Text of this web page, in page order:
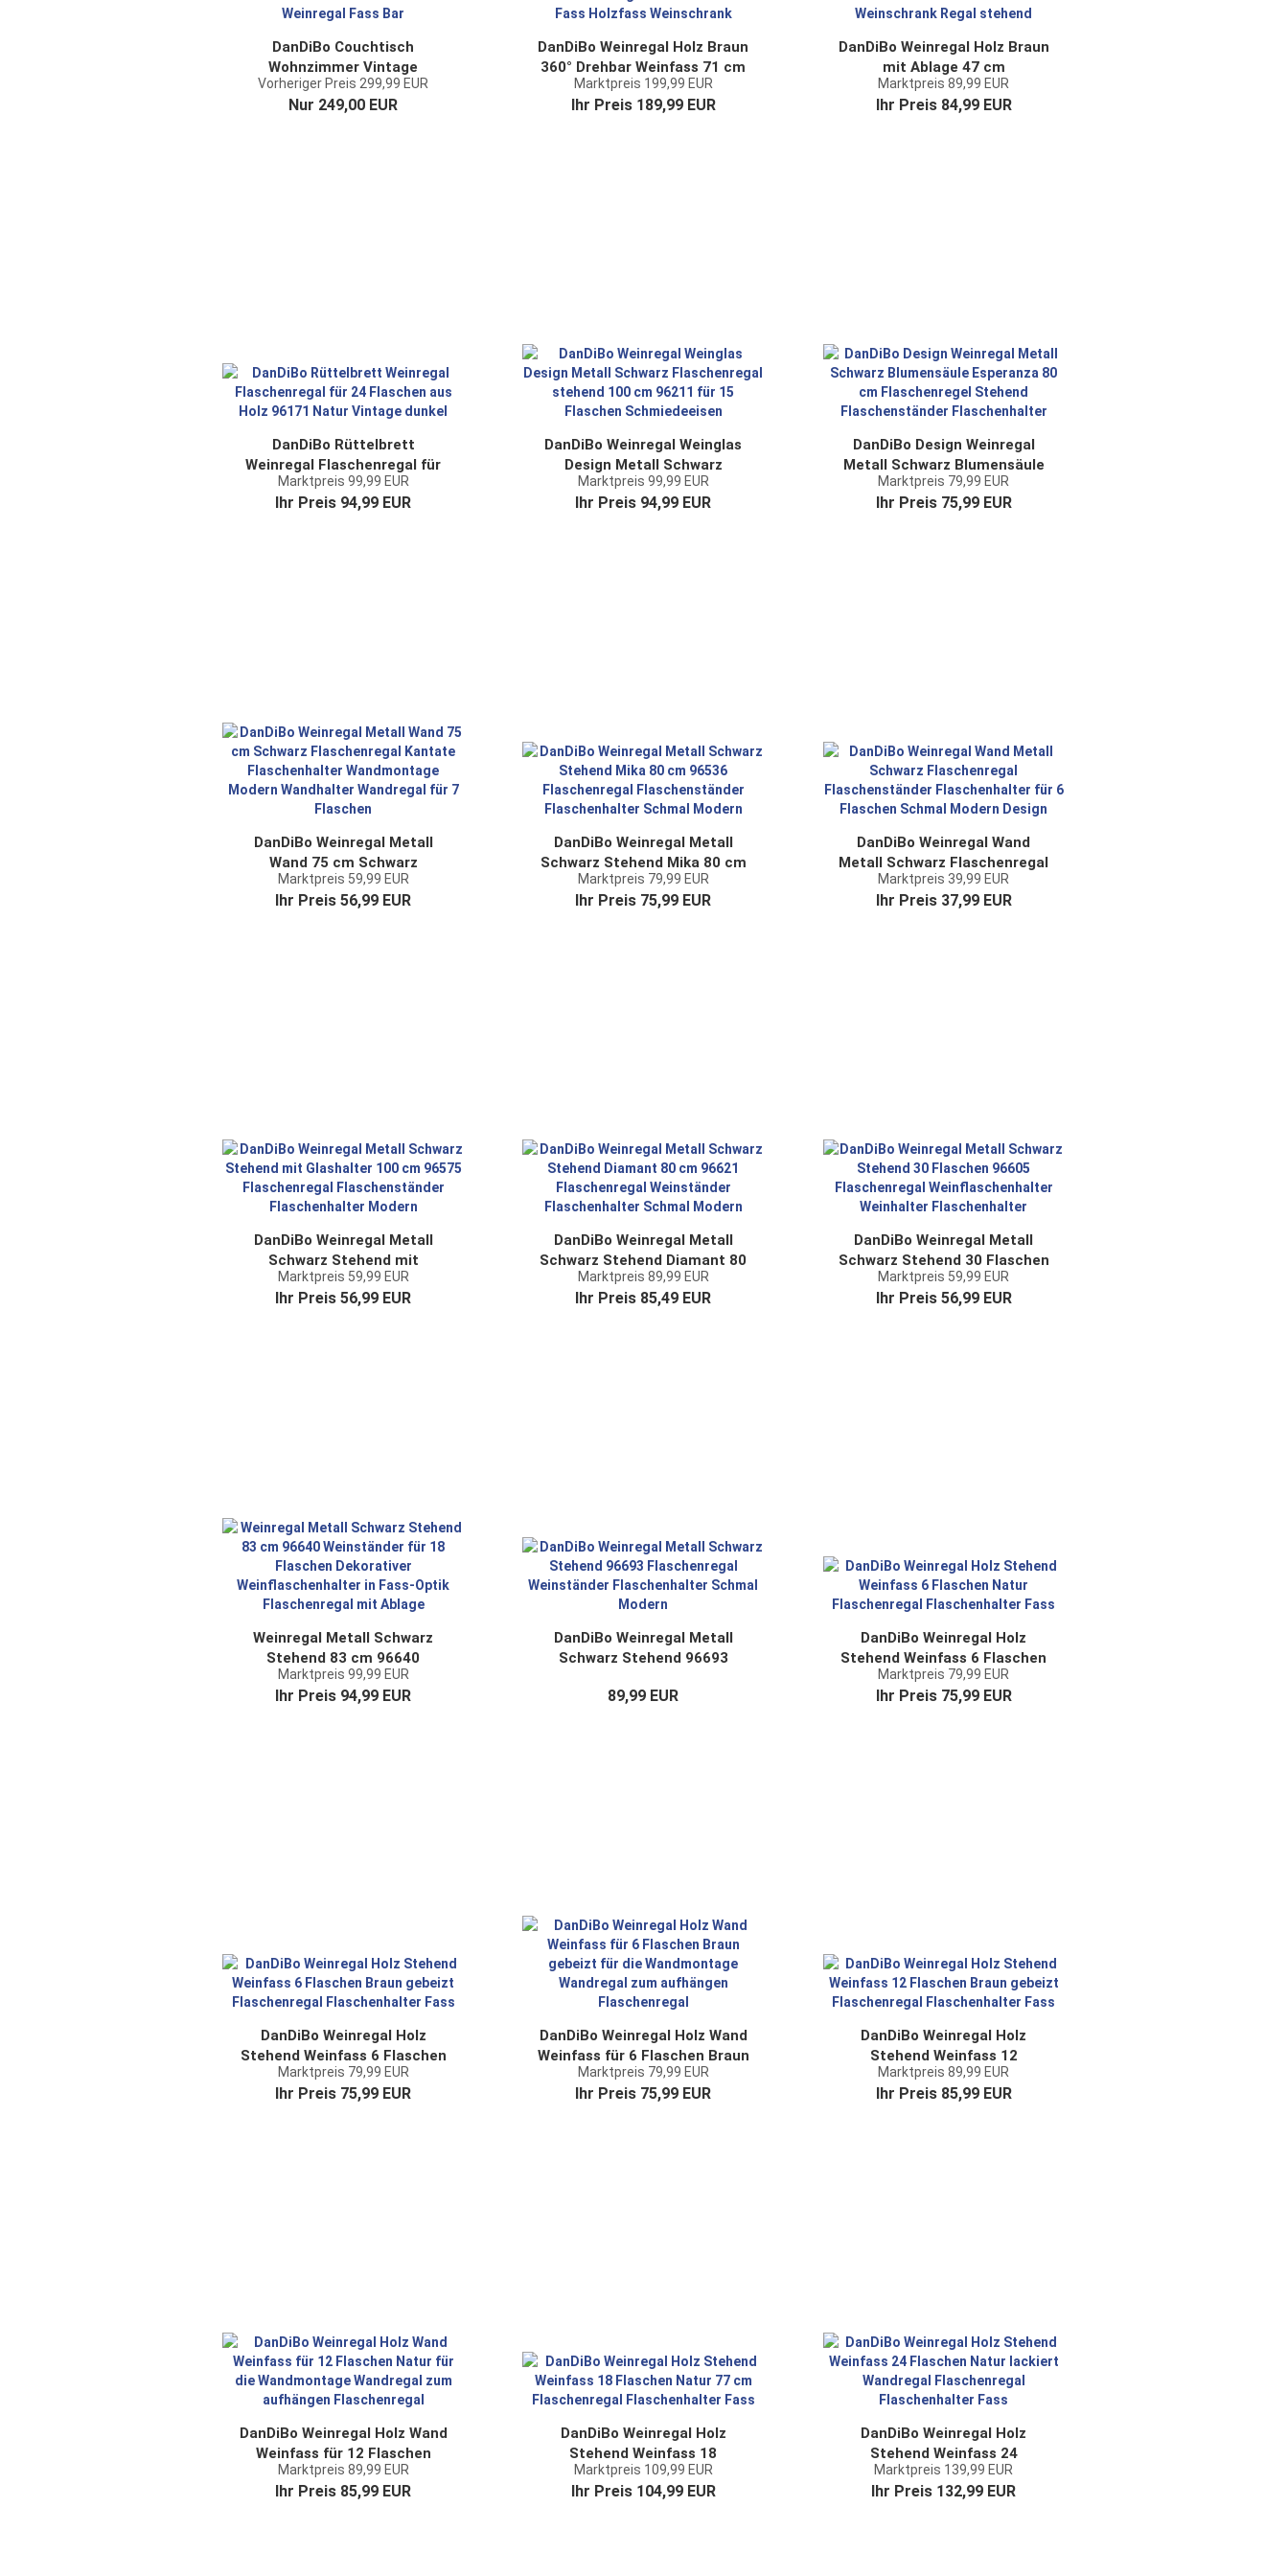
DanDiBo Couchtisch
Wohnzimmer Vintage
halbiertes Weinfass 5084-H
80cm Tisch aus Holz
Vorheriger Preis 299,99 EUR
Nur 249,00 EUR
DanDiBo Weinregal Holz Braun
360° Drehbar Weinfass 71 cm
9205-R Bar Flaschenregal
Flaschenständer Fass
Marktpreis 199,99 EUR
Ihr Preis 189,99 EUR
DanDiBo Weinregal Holz Braun
mit Ablage 47 cm
Flaschenregal mit Glashalter
9202-R Flaschenhalter
Marktpreis 89,99 EUR
Ihr Preis 84,99 EUR
DanDiBo Rüttelbrett
Weinregal Flaschenregal für
24 Flaschen aus Holz 96171
Natur Vintage dunkel
Marktpreis 99,99 EUR
Ihr Preis 94,99 EUR
DanDiBo Weinregal Weinglas
Design Metall Schwarz
Flaschenregal stehend 100
cm 96211 für 15 Flaschen
Marktpreis 99,99 EUR
Ihr Preis 94,99 EUR
DanDiBo Design Weinregal
Metall Schwarz Blumensäule
Esperanza 80 cm
Flaschenregel Stehend
Marktpreis 79,99 EUR
Ihr Preis 75,99 EUR
DanDiBo Weinregal Metall
Wand 75 cm Schwarz
Flaschenregal Kantate
Flaschenhalter Wandmontage
Marktpreis 59,99 EUR
Ihr Preis 56,99 EUR
DanDiBo Weinregal Metall
Schwarz Stehend Mika 80 cm
96536 Flaschenregal
Flaschenständer
Marktpreis 79,99 EUR
Ihr Preis 75,99 EUR
DanDiBo Weinregal Wand
Metall Schwarz Flaschenregal
Flaschenständer
Flaschenhalter für 6 Flaschen
Marktpreis 39,99 EUR
Ihr Preis 37,99 EUR
DanDiBo Weinregal Metall
Schwarz Stehend mit
Glashalter 100 cm 96575
Flaschenregal
Marktpreis 59,99 EUR
Ihr Preis 56,99 EUR
DanDiBo Weinregal Metall
Schwarz Stehend Diamant 80
cm 96621 Flaschenregal
Weinständer Flaschenhalter
Marktpreis 89,99 EUR
Ihr Preis 85,49 EUR
DanDiBo Weinregal Metall
Schwarz Stehend 30 Flaschen
96605 Flaschenregal
Weinflaschenhalter
Marktpreis 59,99 EUR
Ihr Preis 56,99 EUR
Weinregal Metall Schwarz
Stehend 83 cm 96640
Weinständer für 18 Flaschen
Dekorativer
Marktpreis 99,99 EUR
Ihr Preis 94,99 EUR
DanDiBo Weinregal Metall
Schwarz Stehend 96693
Flaschenhalter Schmal
89,99 EUR
DanDiBo Weinregal Holz
Stehend Weinfass 6 Flaschen
Natur Flaschenregal
Flaschenhalter Fass
Marktpreis 79,99 EUR
Ihr Preis 75,99 EUR
DanDiBo Weinregal Holz
Stehend Weinfass 6 Flaschen
Braun gebeizt Flaschenregal
Flaschenhalter Fass
Marktpreis 79,99 EUR
Ihr Preis 75,99 EUR
DanDiBo Weinregal Holz Wand
Weinfass für 6 Flaschen Braun
gebeizt für die Wandmontage
Wandregal zum aufhängen
Marktpreis 79,99 EUR
Ihr Preis 75,99 EUR
DanDiBo Weinregal Holz
Stehend Weinfass 12
Flaschen Braun gebeizt
Flaschenregal Flaschenhalter
Marktpreis 89,99 EUR
Ihr Preis 85,99 EUR
DanDiBo Weinregal Holz Wand
Weinfass für 12 Flaschen
Natur für die Wandmontage
Wandregal zum aufhängen
Marktpreis 89,99 EUR
Ihr Preis 85,99 EUR
DanDiBo Weinregal Holz
Stehend Weinfass 18
Flaschen Natur 77 cm
Flaschenregal Flaschenhalter
Marktpreis 109,99 EUR
Ihr Preis 104,99 EUR
DanDiBo Weinregal Holz
Stehend Weinfass 24
Flaschen Natur lackiert
Wandregal Flaschenregal
Marktpreis 139,99 EUR
Ihr Preis 132,99 EUR